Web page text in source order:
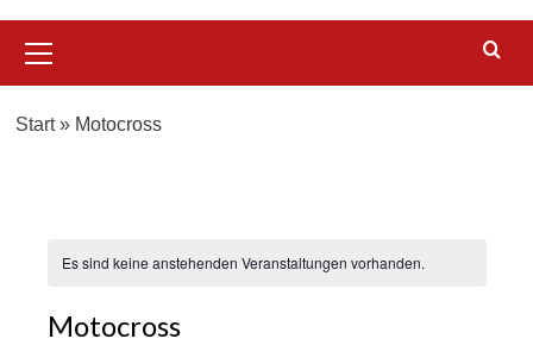
Menu
Start» Motocross
Es sind keine anstehenden Veranstaltungen vorhanden.
Motocross